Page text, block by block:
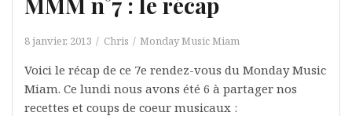
8 janvier, 2013 Chris Monday Music Miam
Voici le récap de ce 7e rendez-vous du Monday Music
Miam. Ce lundi nous avons été 6 à partager nos
recettes et coups de coeur musicaux :